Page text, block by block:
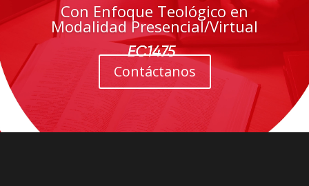
Con Enfoque Teológico en
Modalidad Presencial/Virtual
Contáctanos